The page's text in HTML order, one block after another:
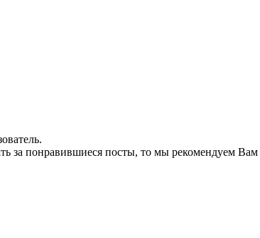
за понравившиеся посты, то мы рекомендуем Вам